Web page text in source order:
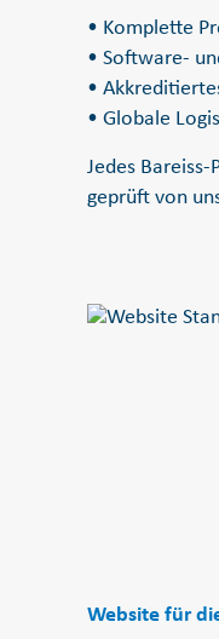
• Komplette
• Software-
•
• Globale
Jedes
geprüft von
Website für